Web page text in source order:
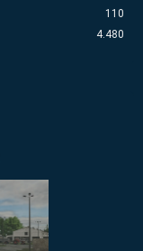
110
4.480